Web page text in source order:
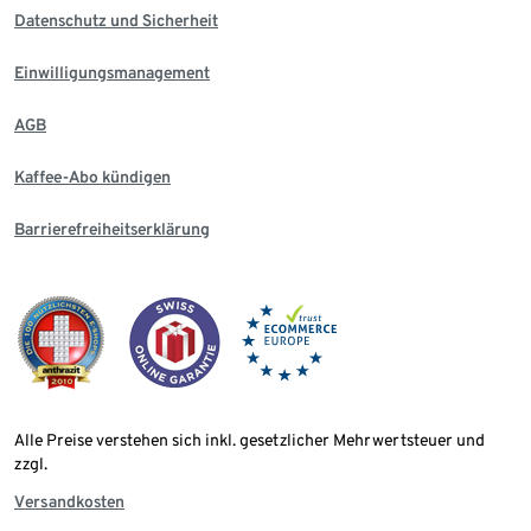
Datenschutz und Sicherheit
Einwilligungsmanagement
AGB
Kaffee-Abo kündigen
Barrierefreiheitserklärung
Alle Preise verstehen sich inkl. gesetzlicher Mehrwertsteuer und
zzgl.
Versandkosten